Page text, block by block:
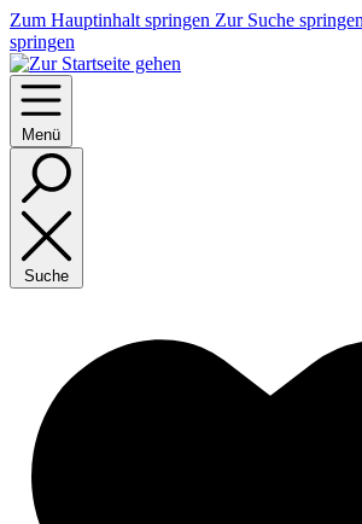
Zum Hauptinhalt springen Zur Suche springen
springen
Menü
Suche